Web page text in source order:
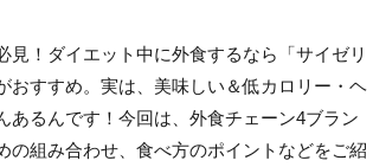
見！ダイエット中に外食するなら「サイゼリ
おすすめ。実は、美味しい＆低カロリー・ヘ
あるんです！今回は、外食チェーン4ブラン
の組み合わせ、食べ方のポイントなどをご紹